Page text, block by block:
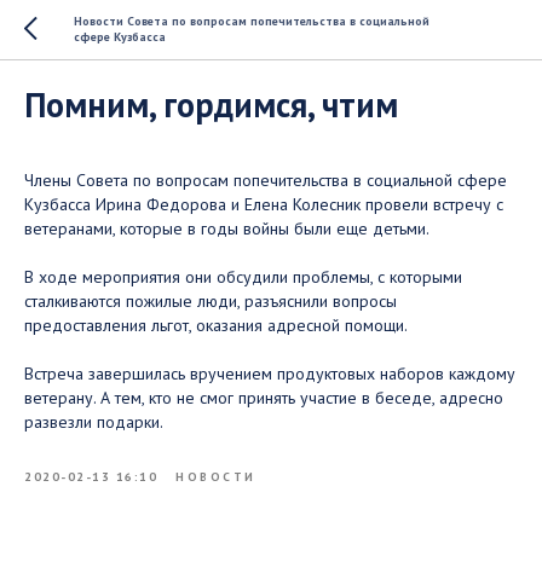
Новости Совета по вопросам попечительства в социальной
сфере Кузбасса
Помним, гордимся, чтим
Члены Совета по вопросам попечительства в социальной сфере
Кузбасса Ирина Федорова и Елена Колесник провели встречу с
ветеранами, которые в годы войны были еще детьми. ⠀
В ходе мероприятия они обсудили проблемы, с которыми
сталкиваются пожилые люди, разъяснили вопросы
предоставления льгот, оказания адресной помощи. ⠀
Встреча завершилась вручением продуктовых наборов каждому
ветерану. А тем, кто не смог принять участие в беседе, адресно
развезли подарки.
2020-02-13 16:10 НОВОСТИ